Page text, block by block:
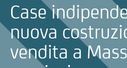
Case
nuova
vendita a